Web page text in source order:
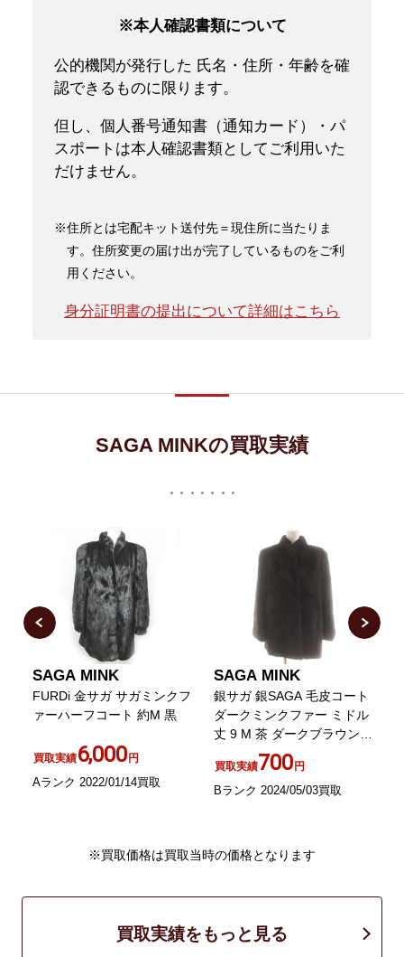
※本人確認書類について
公的機関が発行した 氏名・住所・年齢を確
認できるものに限ります。
但し、個人番号通知書（通知カード）・パ
スポートは本人確認書類としてご利用いた
だけません。
※住所とは宅配キット送付先＝現住所に当たりま
す。住所変更の届け出が完了しているものをご利
用ください。
身分証明書の提出について詳細はこちら
SAGA MINKの買取実績
SAGA MINK
FURDi 金サガ サガミンクフ
ァーハーフコート 約M 黒
買取実績6,000円
Aランク 2022/01/14買取
SAGA MINK
銀サガ 銀SAGA 毛皮コート
ダークミンクファー ミドル
丈 9 M 茶 ダークブラウン
買取実績700円
Bランク 2024/05/03買取
※買取価格は買取当時の価格となります
買取実績をもっと見る